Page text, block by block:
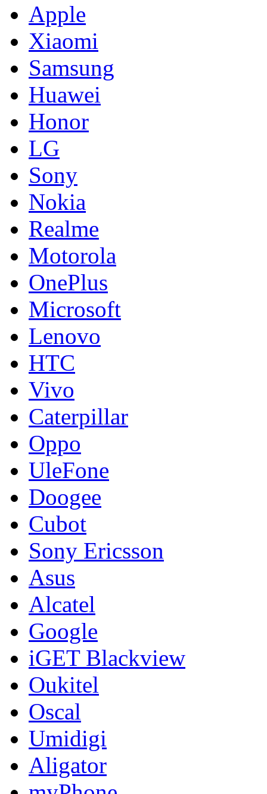
Apple
Xiaomi
Samsung
Huawei
Honor
LG
Sony
Nokia
Realme
Motorola
OnePlus
Microsoft
Lenovo
HTC
Vivo
Caterpillar
Oppo
UleFone
Doogee
Cubot
Sony Ericsson
Asus
Alcatel
Google
iGET Blackview
Oukitel
Oscal
Umidigi
Aligator